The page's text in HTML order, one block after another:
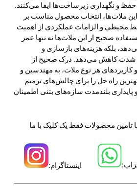
و نگهداری زیرساخت‌ها ایفا می‌کنند.
این ملات‌ها، انتخاب محصول مناسب بر
محیطی و الزامات عملکردی از اهمیت
صحیح از این ملات‌ها نه تنها عمر
بلکه هزینه‌های بازسازی و
به شدت کاهش می‌دهد. درک صحیح از
کاربردهای هر نوع ملات، به مهندسین و
راه حل را برای چالش‌های ترمیم
و پایداری بلندمدت سازه‌های بتنی اطمینان
تامین محصولات فقط یک کلیک با ما
اینستاگرام: